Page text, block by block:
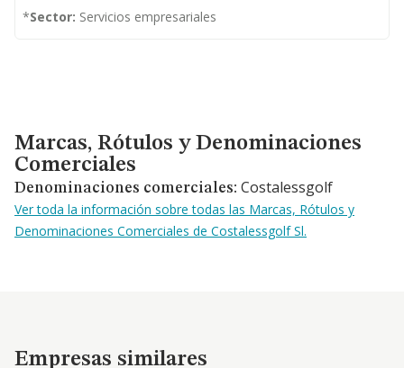
*Sector: Servicios empresariales
Marcas, Rótulos y Denominaciones Comerciales
Marcas, Rótulos y Denominaciones
Comerciales
Denominaciones comerciales: Costalessgolf
Ver toda la información sobre todas las Marcas, Rótulos y
Denominaciones Comerciales de Costalessgolf Sl.
Empresas similares
Empresas similares